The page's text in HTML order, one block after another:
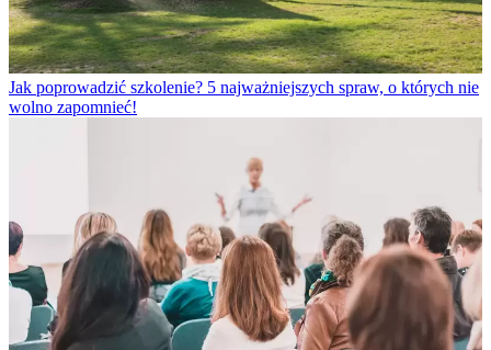
Jak poprowadzić szkolenie? 5 najważniejszych spraw, o których nie
wolno zapomnieć!